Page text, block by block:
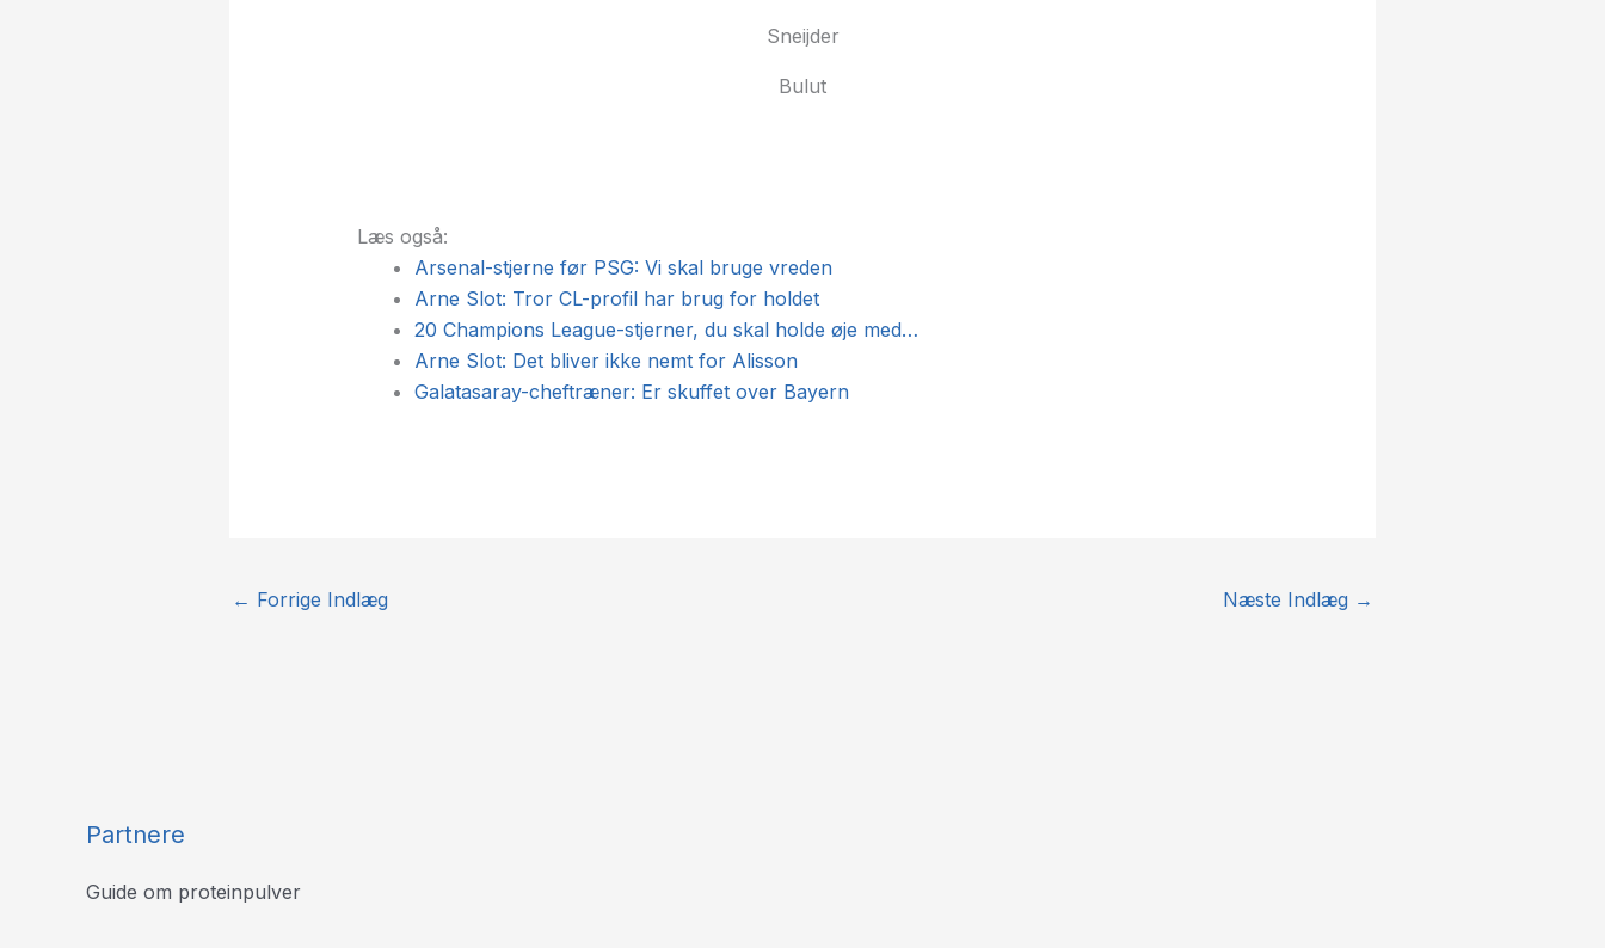
Sneijder
Bulut
Læs også:
Arsenal-stjerne før PSG: Vi skal bruge vreden
Arne Slot: Tror CL-profil har brug for holdet
20 Champions League-stjerner, du skal holde øje med…
Arne Slot: Det bliver ikke nemt for Alisson
Galatasaray-cheftræner: Er skuffet over Bayern
← Forrige Indlæg Næste Indlæg →
Partnere
Guide om proteinpulver